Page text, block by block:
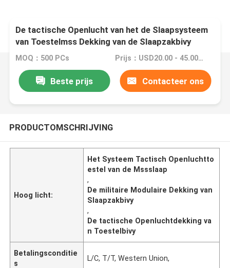
De tactische Openlucht van het de Slaapsysteem
van Toestelmss Dekking van de Slaapzakbivy
Modulaire Militaire
MOQ：500 PCs Prijs：USD20.00 - 45.00 / Pcs
Beste prijs Contacteer ons
PRODUCTOMSCHRIJVING
Hoog licht:
Het Systeem Tactisch Openluchtto
estel van de Mssslaap
,
De militaire Modulaire Dekking van
Slaapzakbivy
,
De tactische Openluchtdekking va
n Toestelbivy
Betalingsconditie
s
L/C, T/T, Western Union,